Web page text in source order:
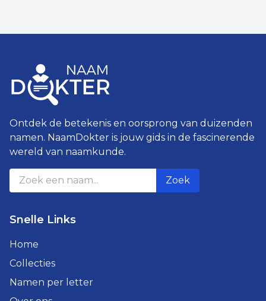
Ontdek de betekenis en oorsprong van duizenden
namen. NaamDokter is jouw gids in de fascinerende
wereld van naamkunde.
Zoek
Snelle Links
Home
Collecties
Namen per letter